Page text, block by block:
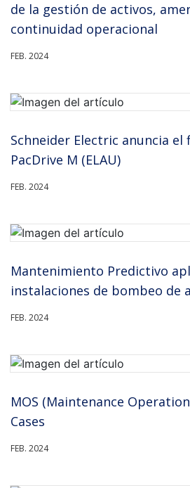
de la gestión de activos,
continuidad operacional
FEB. 2024
Schneider Electric anuncia el
PacDrive M (ELAU)
FEB. 2024
Mantenimiento Predictivo
instalaciones de bombeo de
FEB. 2024
MOS (Maintenance
Cases
FEB. 2024